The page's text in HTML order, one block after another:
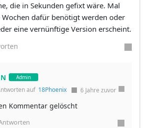
die in Sekunden gefixt wäre. Mal
Wochen dafür benötigt werden oder
eine vernünftige Version erscheint.
Admin
auf 18Phoenix 6 Jahre zuvor
Kommentar gelöscht